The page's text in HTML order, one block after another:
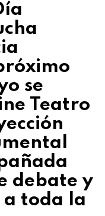
se
Teatro
debate y
toda la